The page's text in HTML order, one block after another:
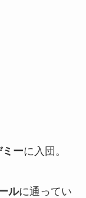
ーに入団。
ルに通ってい